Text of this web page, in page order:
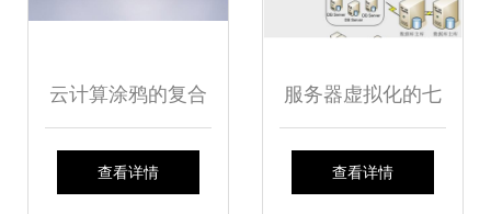
云计算涂鸦的复合
图像数据库服务 艺
查看详情
服务器虚拟化的七
大好处 以数据库服
查看详情